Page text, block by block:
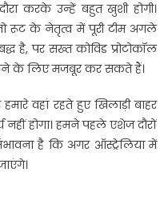
करके उन्हें बहुत खुशी होगी।
रूट के नेतृत्व में पूरी टीम अगले
है, पर सख्त कोविड प्रोटोकॉल
के लिए मजबूर कर सकते हैं।
वहां रहते हुए खिलाड़ी बाहर
होगा। हमने पहले एशेज दौरों
है कि अगर ऑस्ट्रेलिया में